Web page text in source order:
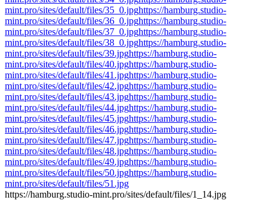
mint.pro/sites/default/files/35_0.jpghttps://hamburg.studio-
mint.pro/sites/default/files/36_0.jpghttps://hamburg.studio-
mint.pro/sites/default/files/37_0.jpghttps://hamburg.studio-
mint.pro/sites/default/files/38_0.jpghttps://hamburg.studio-
mint.pro/sites/default/files/39.jpghttps://hamburg.studio-
mint.pro/sites/default/files/40.jpghttps://hamburg.studio-
mint.pro/sites/default/files/41.jpghttps://hamburg.studio-
mint.pro/sites/default/files/42.jpghttps://hamburg.studio-
mint.pro/sites/default/files/43.jpghttps://hamburg.studio-
mint.pro/sites/default/files/44.jpghttps://hamburg.studio-
mint.pro/sites/default/files/45.jpghttps://hamburg.studio-
mint.pro/sites/default/files/46.jpghttps://hamburg.studio-
mint.pro/sites/default/files/47.jpghttps://hamburg.studio-
mint.pro/sites/default/files/48.jpghttps://hamburg.studio-
mint.pro/sites/default/files/49.jpghttps://hamburg.studio-
mint.pro/sites/default/files/50.jpghttps://hamburg.studio-
mint.pro/sites/default/files/51.jpg
https://hamburg.studio-mint.pro/sites/default/files/1_14.jpg